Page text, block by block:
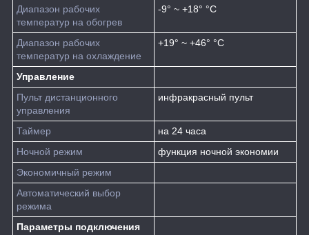
Диапазон рабочих
температур на обогрев
-9° ~ +18° °С
Диапазон рабочих
температур на охлаждение
+19° ~ +46° °С
Управление
Пульт дистанционного
управления
инфракрасный пульт
Таймер
на 24 часа
Ночной режим
функция ночной экономии
Экономичный режим
Автоматический выбор
режима
Параметры подключения